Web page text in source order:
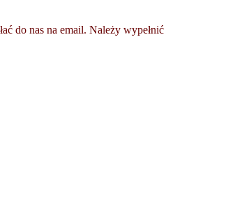
do nas na email. Należy wypełnić